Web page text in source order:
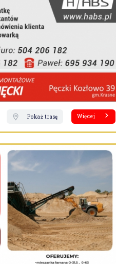
Pokaż trasę Więcej